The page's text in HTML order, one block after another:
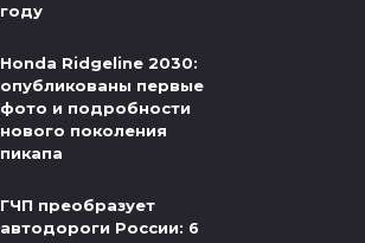
году
Honda Ridgeline 2030:
опубликованы первые
фото и подробности
нового поколения
пикапа
ГЧП преобразует
автодороги России: 6